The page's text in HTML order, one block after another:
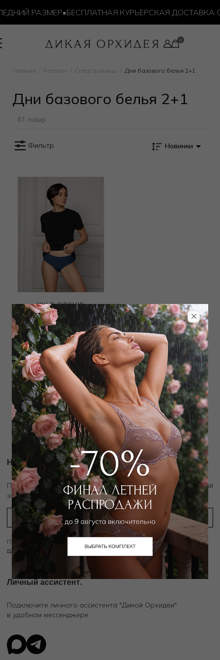
РАЗМЕР•БЕСПЛАТНАЯ КУРЬЕРСКАЯ ДОСТАВКА
Главная Каталог Спецстраницы Дни базового белья 2+1
Дни базового белья 2+1
61 товар
Фильтр Новинки
WILD ORCHID
Трусы слип
1 500₽ |+ 75 бонусов
+ 4 цвета
1 2 3 4
Новости и акции
Подпишитесь на рассылку и получите скидку 10% на первый
заказ
Подписываясь на рассылку вы соглашаетесь с условиями
Политики
конфиденциальности
Личный ассистент.
Подключите личного ассистента "Дикой Орхидеи"
в удобном мессенджере